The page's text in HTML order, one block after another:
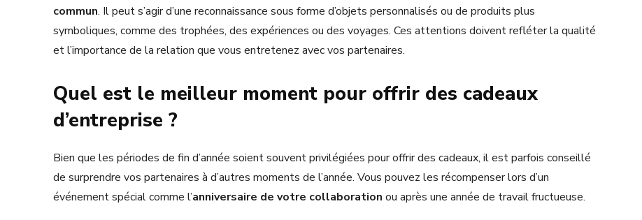
commun. Il peut s’agir d’une reconnaissance sous forme d’objets personnalisés ou de produits plus
symboliques, comme des trophées, des expériences ou des voyages. Ces attentions doivent refléter la qualité
et l’importance de la relation que vous entretenez avec vos partenaires.
Quel est le meilleur moment pour offrir des cadeaux
d’entreprise ?
Bien que les périodes de fin d’année soient souvent privilégiées pour offrir des cadeaux, il est parfois conseillé
de surprendre vos partenaires à d’autres moments de l’année. Vous pouvez les récompenser lors d’un
événement spécial comme l’anniversaire de votre collaboration ou après une année de travail fructueuse.